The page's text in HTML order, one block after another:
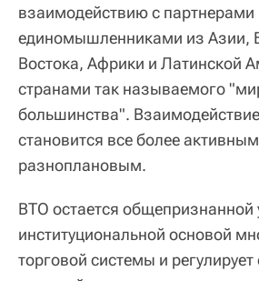
взаимодействию с партнерами
единомышленниками из Азии,
Востока, Африки и Латинской
странами так называемого
большинства".
становится все более
разноплановым.
ВТО остается общепризнанной
институциональной основой
торговой системы и